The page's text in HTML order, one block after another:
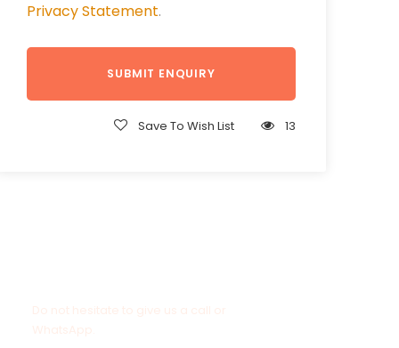
Privacy Statement.
Save To Wish List 13